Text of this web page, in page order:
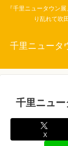
『千里ニュータウン
り乱れて吹
千里ニュータ
千里ニュ
X